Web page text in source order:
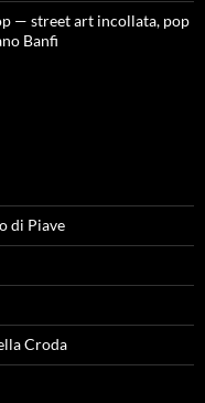
— street art incollata, pop
Banfi
di Piave
Croda